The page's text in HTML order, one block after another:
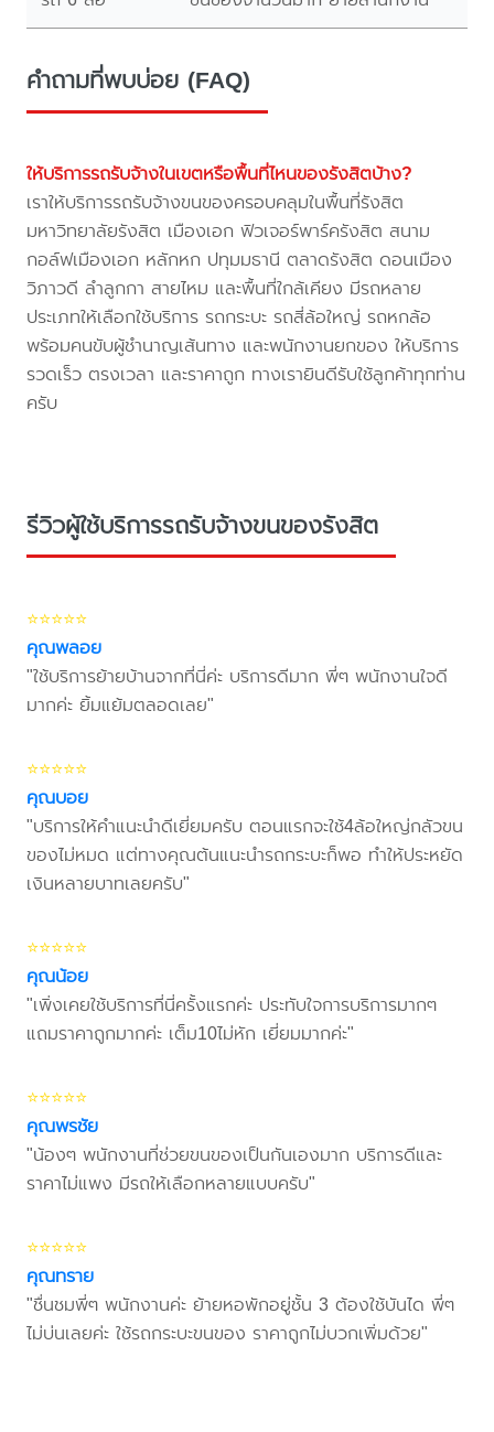
คำถามที่พบบ่อย (FAQ)
ให้บริการรถรับจ้างในเขตหรือพื้นที่ไหนของรังสิตบ้าง?
เราให้บริการรถรับจ้างขนของครอบคลุมในพื้นที่รังสิต
มหาวิทยาลัยรังสิต เมืองเอก ฟิวเจอร์พาร์ครังสิต สนาม
กอล์ฟเมืองเอก หลักหก ปทุมมธานี ตลาดรังสิต ดอนเมือง
วิภาวดี ลำลูกกา สายไหม และพื้นที่ใกล้เคียง มีรถหลาย
ประเภทให้เลือกใช้บริการ รถกระบะ รถสี่ล้อใหญ่ รถหกล้อ
พร้อมคนขับผู้ชำนาญเส้นทาง และพนักงานยกของ ให้บริการ
รวดเร็ว ตรงเวลา และราคาถูก ทางเรายินดีรับใช้ลูกค้าทุกท่าน
ครับ
รีวิวผู้ใช้บริการรถรับจ้างขนของรังสิต
⭐⭐⭐⭐⭐
คุณพลอย
"ใช้บริการย้ายบ้านจากที่นี่ค่ะ บริการดีมาก พี่ๆ พนักงานใจดี
มากค่ะ ยิ้มแย้มตลอดเลย"
⭐⭐⭐⭐⭐
คุณบอย
"บริการให้คำแนะนำดีเยี่ยมครับ ตอนแรกจะใช้4ล้อใหญ่กลัวขน
ของไม่หมด แต่ทางคุณต้นแนะนำรถกระบะก็พอ ทำให้ประหยัด
เงินหลายบาทเลยครับ"
⭐⭐⭐⭐⭐
คุณน้อย
"เพิ่งเคยใช้บริการที่นี่ครั้งแรกค่ะ ประทับใจการบริการมากๆ
แถมราคาถูกมากค่ะ เต็ม10ไม่หัก เยี่ยมมากค่ะ"
⭐⭐⭐⭐⭐
คุณพรชัย
"น้องๆ พนักงานที่ช่วยขนของเป็นกันเองมาก บริการดีและ
ราคาไม่แพง มีรถให้เลือกหลายแบบครับ"
⭐⭐⭐⭐⭐
คุณทราย
"ชื่นชมพี่ๆ พนักงานค่ะ ย้ายหอพักอยู่ชั้น 3 ต้องใช้บันได พี่ๆ
ไม่บ่นเลยค่ะ ใช้รถกระบะขนของ ราคาถูกไม่บวกเพิ่มด้วย"